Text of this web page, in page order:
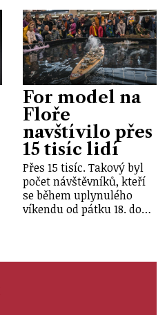
For model na
Floře
navštívilo přes
15 tisíc lidí
Přes 15 tisíc. Takový byl
počet návštěvníků, kteří
se během uplynulého
víkendu od pátku 18. do…